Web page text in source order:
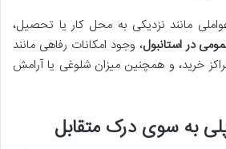
مانند نزدیکی به محل کار یا تحصیل،
در استانبول، وجود امکانات رفاهی مانند
خرید، و همچنین میزان شلوغی یا آرامش
به سوی درک متقابل